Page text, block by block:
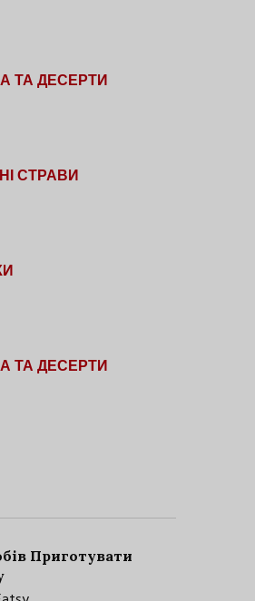
ТА ДЕСЕРТИ
СТРАВИ
ТА ДЕСЕРТИ
Приготувати